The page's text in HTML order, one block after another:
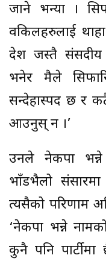
जाने भन्यौं ।
वकिलहरुलाई थाहा
देश जस्तै संसदीय
भनेर मैले
सन्देहास्पद छ र
आउनुस् न ।’
उनले नेकपा भन्ने
भाँडभैलो
त्यसैको परिणाम
‘नेकपा भन्ने
कुनै पनि